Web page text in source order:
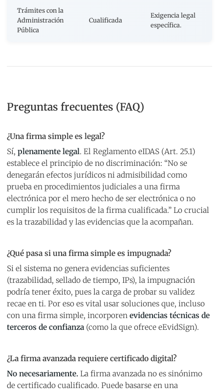
Trámites con la
Administración
Pública
Cualificada
Exigencia legal
específica.
Preguntas frecuentes (FAQ)
¿Una firma simple es legal?
Sí, plenamente legal. El Reglamento eIDAS (Art. 25.1)
establece el principio de no discriminación: “No se
denegarán efectos jurídicos ni admisibilidad como
prueba en procedimientos judiciales a una firma
electrónica por el mero hecho de ser electrónica o no
cumplir los requisitos de la firma cualificada.” Lo crucial
es la trazabilidad y las evidencias que la acompañan.
¿Qué pasa si una firma simple es impugnada?
Si el sistema no genera evidencias suficientes
(trazabilidad, sellado de tiempo, IPs), la impugnación
podría tener éxito, pues la carga de probar su validez
recae en ti. Por eso es vital usar soluciones que, incluso
con una firma simple, incorporen evidencias técnicas de
terceros de confianza (como la que ofrece eEvidSign).
¿La firma avanzada requiere certificado digital?
No necesariamente. La firma avanzada no es sinónimo
de certificado cualificado. Puede basarse en una